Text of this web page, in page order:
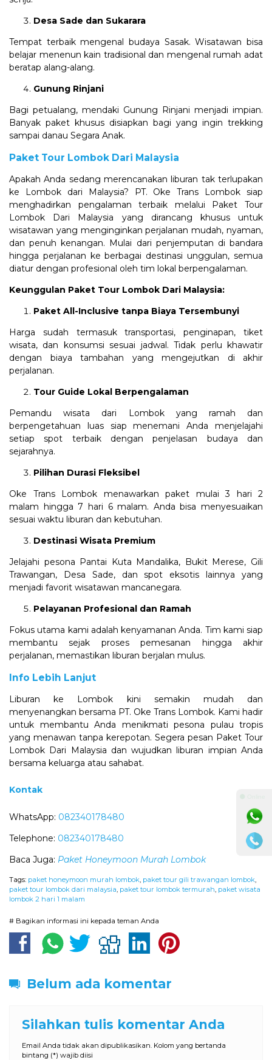
Desa Sade dan Sukarara
Tempat terbaik mengenal budaya Sasak. Wisatawan bisa
belajar menenun kain tradisional dan mengenal rumah adat
beratap alang-alang.
Gunung Rinjani
Bagi petualang, mendaki Gunung Rinjani menjadi impian.
Banyak paket khusus disiapkan bagi yang ingin trekking
sampai danau Segara Anak.
Paket Tour Lombok Dari Malaysia
Apakah Anda sedang merencanakan liburan tak terlupakan
ke Lombok dari Malaysia? PT. Oke Trans Lombok siap
menghadirkan pengalaman terbaik melalui Paket Tour
Lombok Dari Malaysia yang dirancang khusus untuk
wisatawan yang menginginkan perjalanan mudah, nyaman,
dan penuh kenangan. Mulai dari penjemputan di bandara
hingga perjalanan ke berbagai destinasi unggulan, semua
diatur dengan profesional oleh tim lokal berpengalaman.
Keunggulan Paket Tour Lombok Dari Malaysia:
Paket All-Inclusive tanpa Biaya Tersembunyi
Harga sudah termasuk transportasi, penginapan, tiket
wisata, dan konsumsi sesuai jadwal. Tidak perlu khawatir
dengan biaya tambahan yang mengejutkan di akhir
perjalanan.
Tour Guide Lokal Berpengalaman
Pemandu wisata dari Lombok yang ramah dan
berpengetahuan luas siap menemani Anda menjelajahi
setiap spot terbaik dengan penjelasan budaya dan
sejarahnya.
Pilihan Durasi Fleksibel
Oke Trans Lombok menawarkan paket mulai 3 hari 2
malam hingga 7 hari 6 malam. Anda bisa menyesuaikan
sesuai waktu liburan dan kebutuhan.
Destinasi Wisata Premium
Jelajahi pesona Pantai Kuta Mandalika, Bukit Merese, Gili
Trawangan, Desa Sade, dan spot eksotis lainnya yang
menjadi favorit wisatawan mancanegara.
Pelayanan Profesional dan Ramah
Fokus utama kami adalah kenyamanan Anda. Tim kami siap
membantu sejak proses pemesanan hingga akhir
perjalanan, memastikan liburan berjalan mulus.
Info Lebih Lanjut
Liburan ke Lombok kini semakin mudah dan
menyenangkan bersama PT. Oke Trans Lombok. Kami hadir
untuk membantu Anda menikmati pesona pulau tropis
yang menawan tanpa kerepotan. Segera pesan Paket Tour
Lombok Dari Malaysia dan wujudkan liburan impian Anda
bersama keluarga atau sahabat.
Kontak
WhatsApp: 082340178480
Telephone: 082340178480
Baca Juga: Paket Honeymoon Murah Lombok
Tags: paket honeymoon murah lombok paket tour gili trawangan lombok
paket tour lombok dari malaysia paket tour lombok termurah paket wisata
lombok 2 hari 1 malam
# Bagikan informasi ini kepada teman Anda
Belum ada komentar
Silahkan tulis komentar Anda
Email Anda tidak akan dipublikasikan. Kolom yang bertanda
bintang (*) wajib diisi